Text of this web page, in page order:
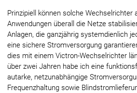
Prinzipiell können solche Wechselrichter
Anwendungen überall die Netze
Anlagen, die ganzjährig systemdienlich
eine sichere Stromversorgung
dies mit einem Victron-Wechselrichter
über zwei Jahren habe ich eine
autarke, netzunabhängige
Frequenzhaltung sowie